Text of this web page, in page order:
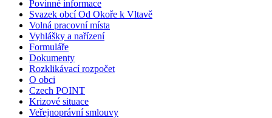
Povinné informace
Svazek obcí Od Okoře k Vltavě
Volná pracovní místa
Vyhlášky a nařízení
Formuláře
Dokumenty
Rozklikávací rozpočet
O obci
Czech POINT
Krizové situace
Veřejnoprávní smlouvy